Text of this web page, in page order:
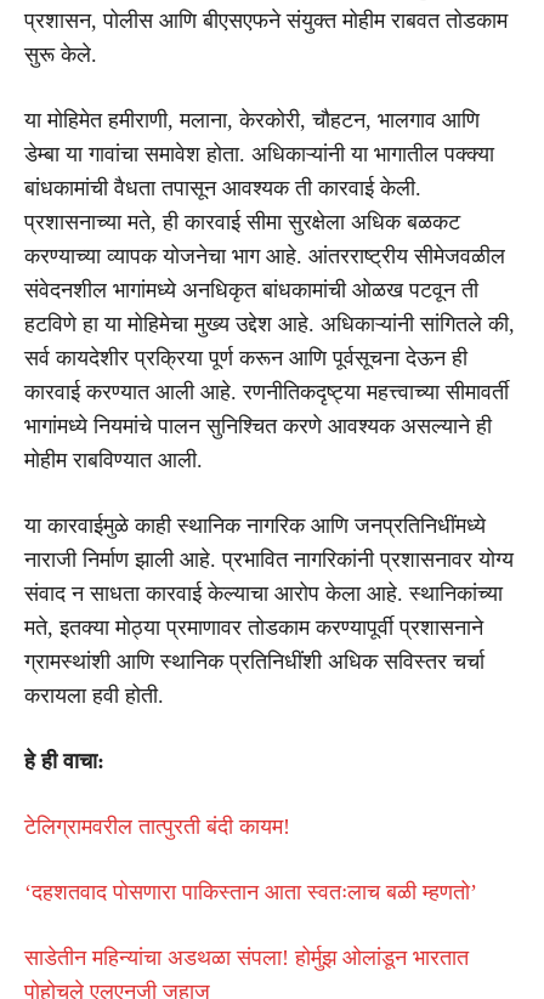
प्रशासन, पोलीस आणि बीएसएफने संयुक्त मोहीम राबवत तोडकाम
सुरू केले.
या मोहिमेत हमीराणी, मलाना, केरकोरी, चौहटन, भालगाव आणि
डेम्बा या गावांचा समावेश होता. अधिकाऱ्यांनी या भागातील पक्क्या
बांधकामांची वैधता तपासून आवश्यक ती कारवाई केली.
प्रशासनाच्या मते, ही कारवाई सीमा सुरक्षेला अधिक बळकट
करण्याच्या व्यापक योजनेचा भाग आहे. आंतरराष्ट्रीय सीमेजवळील
संवेदनशील भागांमध्ये अनधिकृत बांधकामांची ओळख पटवून ती
हटविणे हा या मोहिमेचा मुख्य उद्देश आहे. अधिकाऱ्यांनी सांगितले की,
सर्व कायदेशीर प्रक्रिया पूर्ण करून आणि पूर्वसूचना देऊन ही
कारवाई करण्यात आली आहे. रणनीतिकदृष्ट्या महत्त्वाच्या सीमावर्ती
भागांमध्ये नियमांचे पालन सुनिश्चित करणे आवश्यक असल्याने ही
मोहीम राबविण्यात आली.
या कारवाईमुळे काही स्थानिक नागरिक आणि जनप्रतिनिधींमध्ये
नाराजी निर्माण झाली आहे. प्रभावित नागरिकांनी प्रशासनावर योग्य
संवाद न साधता कारवाई केल्याचा आरोप केला आहे. स्थानिकांच्या
मते, इतक्या मोठ्या प्रमाणावर तोडकाम करण्यापूर्वी प्रशासनाने
ग्रामस्थांशी आणि स्थानिक प्रतिनिधींशी अधिक सविस्तर चर्चा
करायला हवी होती.
हे ही वाचा:
टेलिग्रामवरील तात्पुरती बंदी कायम!
‘दहशतवाद पोसणारा पाकिस्तान आता स्वतःलाच बळी म्हणतो’
साडेतीन महिन्यांचा अडथळा संपला! होर्मुझ ओलांडून भारतात
पोहोचले एलएनजी जहाज